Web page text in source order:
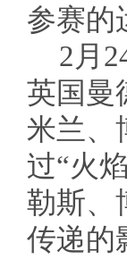
参赛的
2月
英国曼
米兰、
过“火
勒斯、
传递的